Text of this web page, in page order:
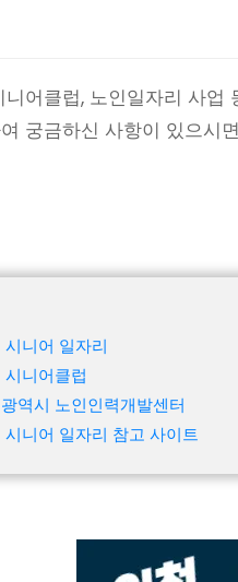
니어클럽, 노인일자리 사
궁금하신 사항이 있으시
시니어 일자리
시니어클럽
역시 노인인력개발센터
시니어 일자리 참고 사이트